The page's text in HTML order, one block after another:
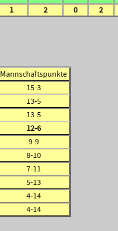
1 2 0 2
Mannschaftspunkte
15-3
13-5
13-5
12-6
9-9
8-10
7-11
5-13
4-14
4-14